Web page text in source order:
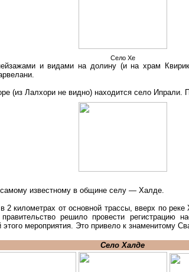
Село Хе
и видами на долину (и на храм
(из Лалхори не видно) находится село Ипрали.
самому известному в общине селу — Халде.
2 километрах от основной трассы, вверх по
решило провести регистрацию
мероприятия. Это привело к знаменитому
Село Халде